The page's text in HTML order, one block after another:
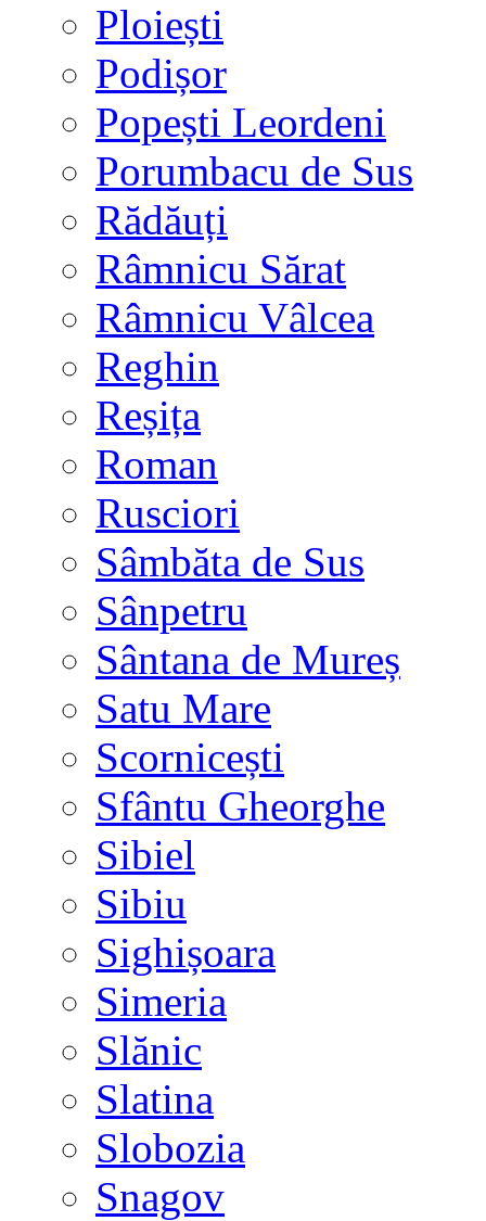
Ploiești
Podișor
Popești Leordeni
Porumbacu de Sus
Rădăuți
Râmnicu Sărat
Râmnicu Vâlcea
Reghin
Reșița
Roman
Rusciori
Sâmbăta de Sus
Sânpetru
Sântana de Mureș
Satu Mare
Scornicești
Sfântu Gheorghe
Sibiel
Sibiu
Sighișoara
Simeria
Slănic
Slatina
Slobozia
Snagov